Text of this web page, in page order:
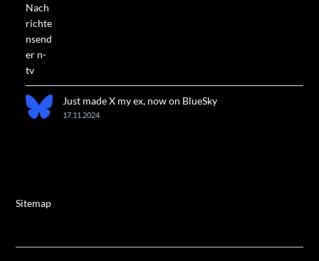
Just made X my ex, now on BlueSky
17.11.2024
Sitemap